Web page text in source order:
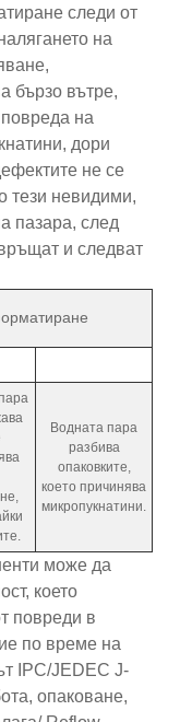
следи от
на
бързо вътре,
на
дори
не се
тези невидими,
пазара, след
и следват
Водната пара
разбива
опаковките,
което причинява
микропукнатини.
може да
което
повреди в
по време на
IPC/JEDEC J-
опаковане,